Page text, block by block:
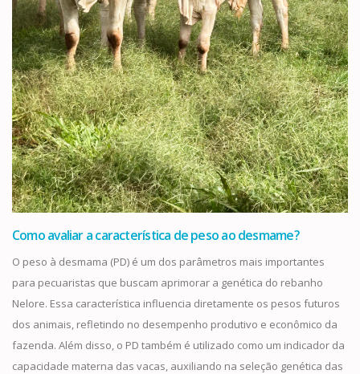
Como avaliar a característica de peso ao desmame?
O peso à desmama (PD) é um dos parâmetros mais importantes
para pecuaristas que buscam aprimorar a genética do rebanho
Nelore. Essa característica influencia diretamente os pesos futuros
dos animais, refletindo no desempenho produtivo e econômico da
fazenda. Além disso, o PD também é utilizado como um indicador da
capacidade materna das vacas, auxiliando na seleção genética das